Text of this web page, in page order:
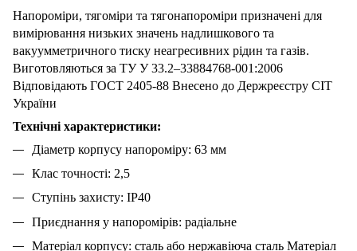
Напороміри, тягоміри та тягонапороміри призначені для
вимірювання низьких значень надлишкового та
вакуумметричного тиску неагресивних рідин та газів.
Виготовляються за ТУ У 33.2–33884768-001:2006
Відповідають ГОСТ 2405-88 Внесено до Держреєстру СІТ
України
Технічні характеристики:
Діаметр корпусу напороміру: 63 мм
Клас точності: 2,5
Ступінь захисту: IР40
Приєднання у напоромірів: радіальне
Матеріал корпусу: сталь або нержавіюча сталь Матеріал